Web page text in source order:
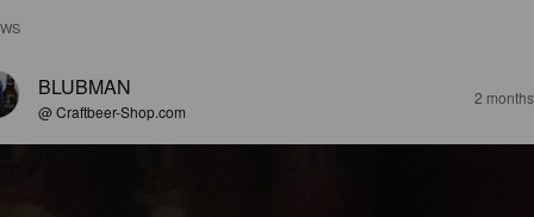
BLUBMAN
@ Craftbeer-Shop.com
2